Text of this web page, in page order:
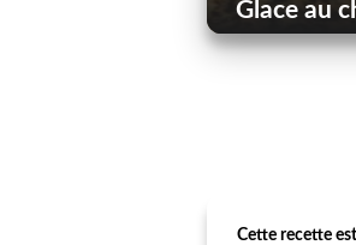
Glace au
Cette recette